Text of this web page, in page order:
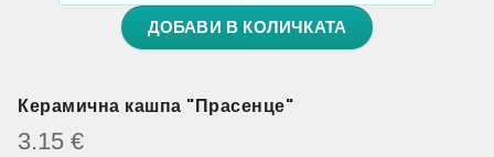
ДОБАВИ В КОЛИЧКАТА
Керамична кашпа "Прасенце"
3.15 €